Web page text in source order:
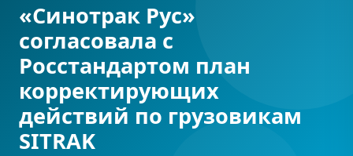
«Синотрак Рус»
согласовала с
Росстандартом план
корректирующих
действий по грузовикам
SITRAK